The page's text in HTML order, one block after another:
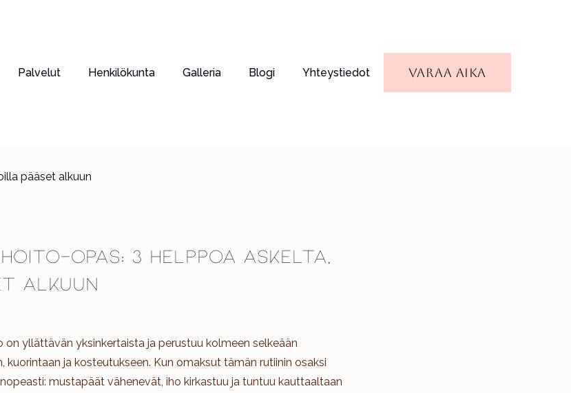
Palvelut Henkilökunta Galleria Blogi Yhteystiedot Varaa aika
opas: 3 helppoa askelta,
alkuun
on yllättävän yksinkertaista ja perustuu kolmeen selkeään
kuorintaan ja kosteutukseen. Kun omaksut tämän rutiinin osaksi
mustapäät vähenevät, iho kirkastuu ja tuntuu kauttaaltaan